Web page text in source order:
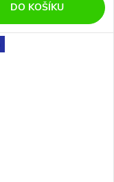
DO KOŠÍKU